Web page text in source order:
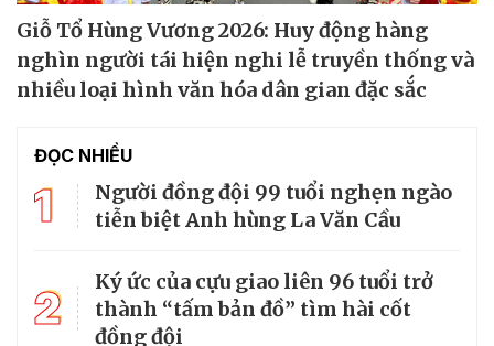
Giỗ Tổ Hùng Vương 2026: Huy động hàng
nghìn người tái hiện nghi lễ truyền thống và
nhiều loại hình văn hóa dân gian đặc sắc
ĐỌC NHIỀU
1
Người đồng đội 99 tuổi nghẹn ngào
tiễn biệt Anh hùng La Văn Cầu
2
Ký ức của cựu giao liên 96 tuổi trở
thành “tấm bản đồ” tìm hài cốt
đồng đội